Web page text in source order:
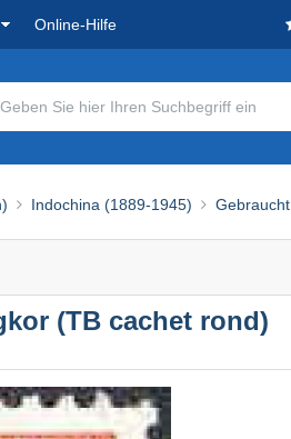
Online-Hilfe
Indochina (1889-1945) Gebraucht
(TB cachet rond)